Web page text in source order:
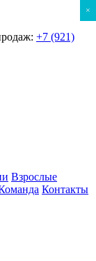
+7 (921)
Взрослые
Контакты
×